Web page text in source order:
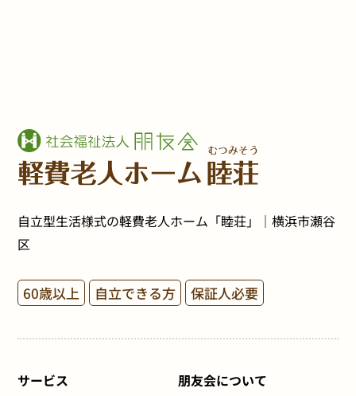
自立型生活様式の軽費老人ホーム「睦荘」｜横浜市瀬谷
区
60歳以上 自立できる方 保証人必要
サービス 朋友会について